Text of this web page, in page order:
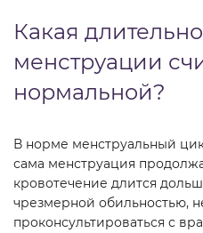
Какая
менструации
нормальной?
В норме менструальный
сама менструация
кровотечение длится
чрезмерной обильностью,
проконсультироваться с